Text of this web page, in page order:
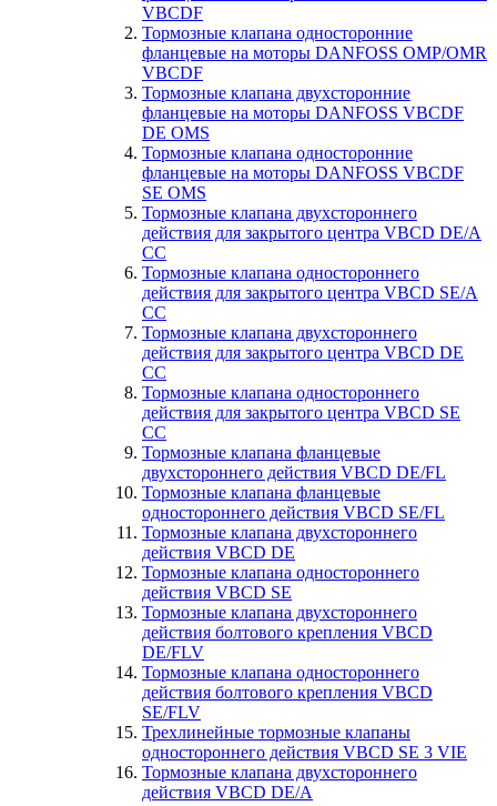
VBCDF
Тормозные клапана односторонние
фланцевые на моторы DANFOSS OMP/OMR
VBCDF
Тормозные клапана двухсторонние
фланцевые на моторы DANFOSS VBCDF
DE OMS
Тормозные клапана односторонние
фланцевые на моторы DANFOSS VBCDF
SE OMS
Тормозные клапана двухстороннего
действия для закрытого центра VBCD DE/A
CC
Тормозные клапана одностороннего
действия для закрытого центра VBCD SE/А
CC
Тормозные клапана двухстороннего
действия для закрытого центра VBCD DE
CC
Тормозные клапана одностороннего
действия для закрытого центра VBCD SE
CC
Тормозные клапана фланцевые
двухстороннего действия VBCD DE/FL
Тормозные клапана фланцевые
одностороннего действия VBCD SE/FL
Тормозные клапана двухстороннего
действия VBCD DE
Тормозные клапана одностороннего
действия VBCD SE
Тормозные клапана двухстороннего
действия болтового крепления VBCD
DE/FLV
Тормозные клапана одностороннего
действия болтового крепления VBCD
SE/FLV
Трехлинейные тормозные клапаны
одностороннего действия VBCD SE 3 VIE
Тормозные клапана двухстороннего
действия VBCD DE/А